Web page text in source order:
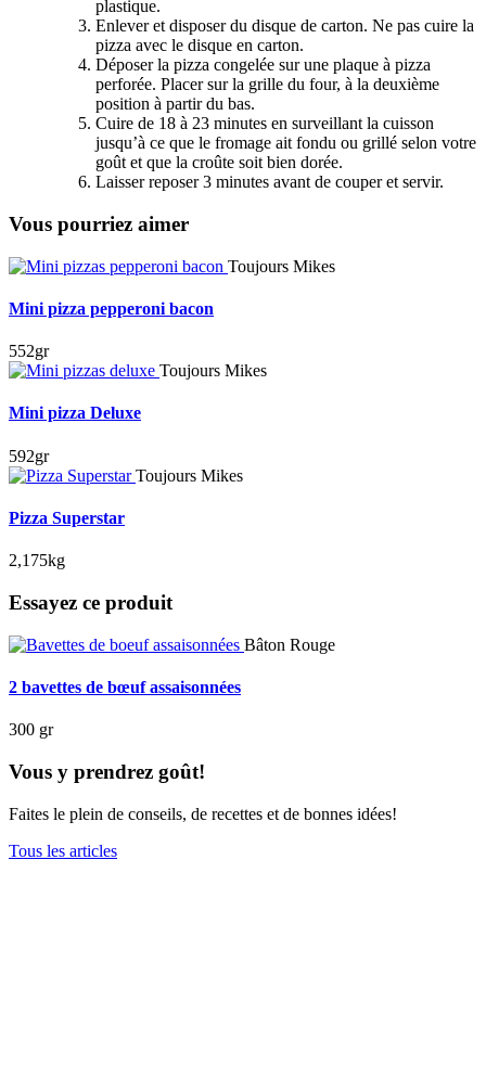
plastique.
Enlever et disposer du disque de carton. Ne pas cuire la
pizza avec le disque en carton.
Déposer la pizza congelée sur une plaque à pizza
perforée. Placer sur la grille du four, à la deuxième
position à partir du bas.
Cuire de 18 à 23 minutes en surveillant la cuisson
jusqu’à ce que le fromage ait fondu ou grillé selon votre
goût et que la croûte soit bien dorée.
Laisser reposer 3 minutes avant de couper et servir.
Vous pourriez aimer
Toujours Mikes
Mini pizza pepperoni bacon
552gr
Toujours Mikes
Mini pizza Deluxe
592gr
Toujours Mikes
Pizza Superstar
2,175kg
Essayez ce produit
Bâton Rouge
2 bavettes de bœuf assaisonnées
300 gr
Vous y prendrez goût!
Faites le plein de conseils, de recettes et de bonnes idées!
Tous les articles